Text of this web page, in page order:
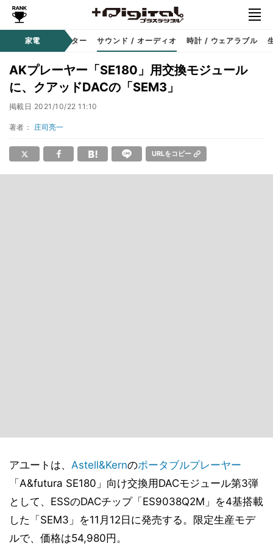
家電プロジェクター サウンド / オーディオ 時計 / ウェアラブル
AKプレーヤー「SE180」用交換モジュール
に、クアッドDACの「SEM3」
掲載日 2021/10/22 11:10
著者： 庄司亮一
URLをコピー
アユートは、 Astell&Kernのポータブルプレーヤー
「A&futura SE180」向け交換用DACモジュール第3弾
として、ESSのDACチップ「ES9038Q2M」を4基搭載
した「SEM3」を11月12日に発売する。限定生産モデ
ルで、価格は54,980円。